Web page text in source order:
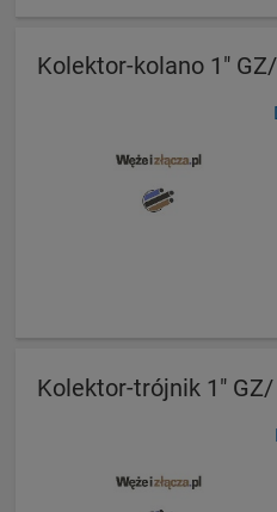
Kolektor-kolano 1"
Kolektor-trójnik 1"